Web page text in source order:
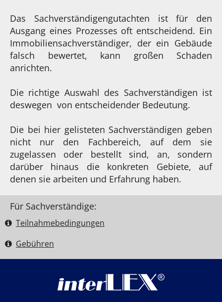
Das Sachverständigengutachten ist für den
Ausgang eines Prozesses oft entscheidend. Ein
Immobiliensachverständiger, der ein Gebäude
falsch bewertet, kann großen Schaden
anrichten.
Die richtige Auswahl des Sachverständigen ist
deswegen von entscheidender Bedeutung.
Die bei hier gelisteten Sachverständigen geben
nicht nur den Fachbereich, auf dem sie
zugelassen oder bestellt sind, an, sondern
darüber hinaus die konkreten Gebiete, auf
denen sie arbeiten und Erfahrung haben.
Für Sachverständige:
Teilnahme­bedingungen
Gebühren